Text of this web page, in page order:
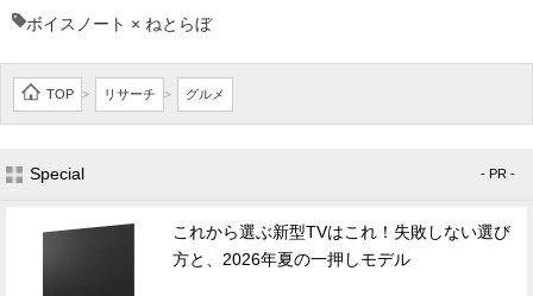
ボイスノート × ねとらぼ
TOP > リサーチ > グルメ
Special - PR -
これから選ぶ新型TVはこれ！失敗しない選び
方と、2026年夏の一押しモデル